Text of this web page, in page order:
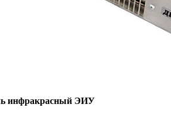
инфракрасный ЭИУ